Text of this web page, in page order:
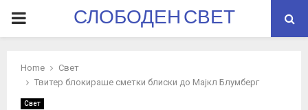
PRIMARYСЛОБОДЕН СВЕТ
Home
Свет
Твитер блокираше сметки блиски до Мајкл Блумберг
Свет